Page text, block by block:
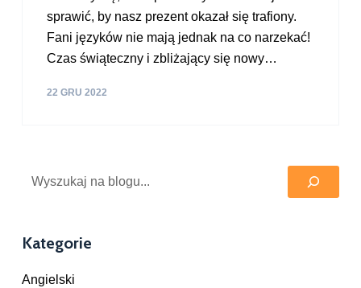
sprawić, by nasz prezent okazał się trafiony.
Fani języków nie mają jednak na co narzekać!
Czas świąteczny i zbliżający się nowy…
22 GRU 2022
Szukaj
Kategorie
Angielski